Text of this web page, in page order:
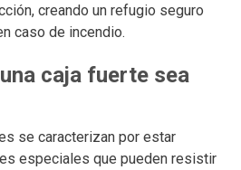
creando un refugio seguro
caso de incendio.
caja fuerte sea
se caracterizan por estar
especiales que pueden resistir